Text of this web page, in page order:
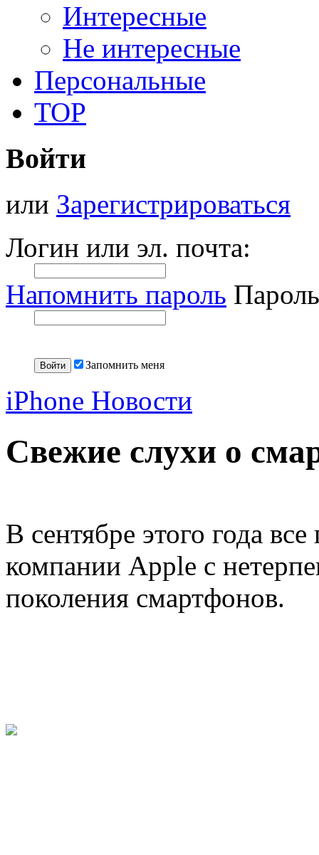
Интересные
Не интересные
Персональные
TOP
Войти
или Зарегистрироваться
Логин или эл. почта:
Напомнить пароль
Запомнить меня
iPhone Новости
Свежие слухи о
В сентябре этого года
компании Apple с
поколения смартфонов.